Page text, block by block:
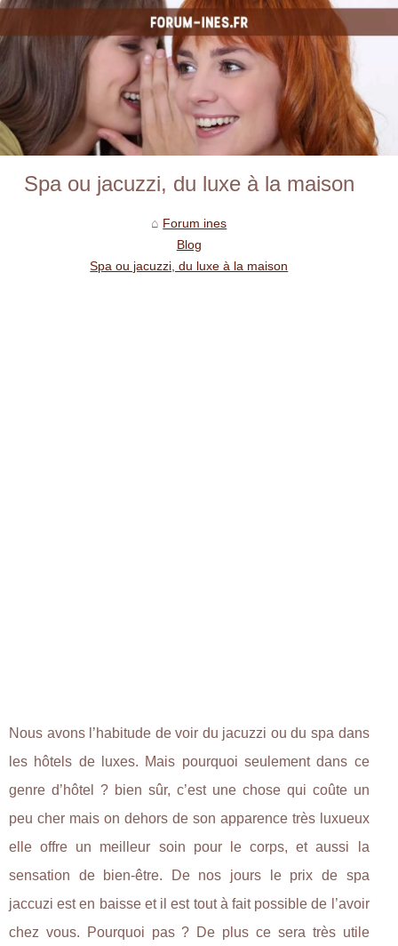
Spa ou jacuzzi, du luxe à la maison
Forum ines
Blog
Spa ou jacuzzi, du luxe à la maison
Nous avons l’habitude de voir du jacuzzi ou du spa dans
les hôtels de luxes. Mais pourquoi seulement dans ce
genre d’hôtel ? bien sûr, c’est une chose qui coûte un
peu cher mais on dehors de son apparence très luxueux
elle offre un meilleur soin pour le corps, et aussi la
sensation de bien-être. De nos jours le prix de spa
jaccuzi est en baisse et il est tout à fait possible de l’avoir
chez vous. Pourquoi pas ? De plus ce sera très utile